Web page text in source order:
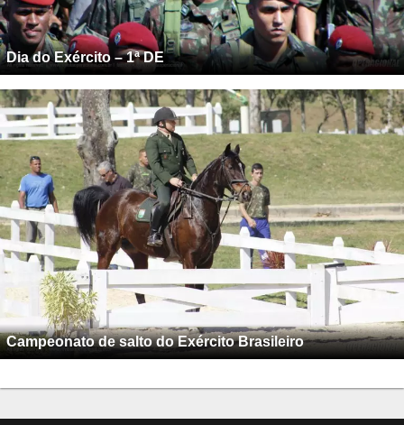
Dia do Exército – 1ª DE
Campeonato de salto do Exército Brasileiro